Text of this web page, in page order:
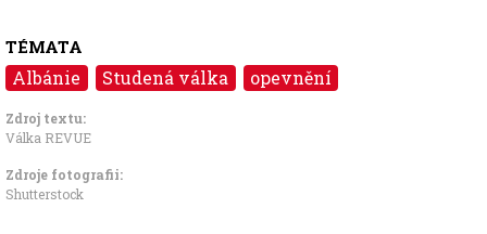
TÉMATA
Albánie Studená válka opevnění
Zdroj textu:
Válka REVUE
Zdroje fotografii:
Shutterstock